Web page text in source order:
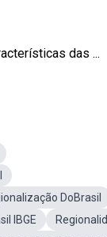
das ...
DoBrasil
IBGE